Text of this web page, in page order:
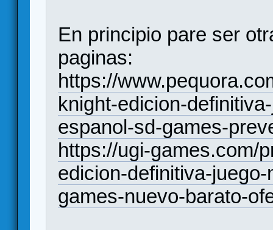
En principio pare ser
paginas:
https://
knight-edicion-
espanol-sd-games-
https://ugi-games.com/
edicion-definitiva-
games-nuevo-barato-